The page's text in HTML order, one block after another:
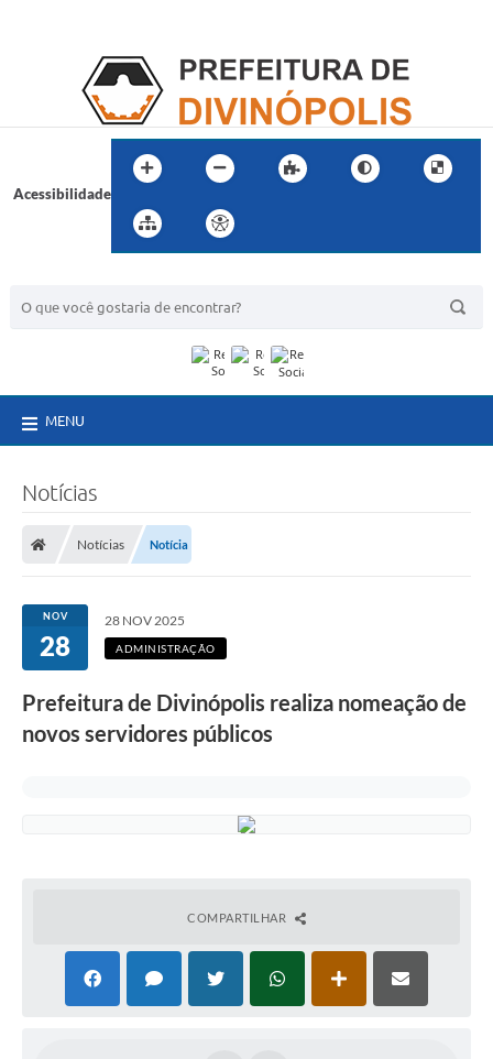
Acessibilidade
MENU
Notícias
Notícias Notícia
NOV
28
28 NOV 2025
ADMINISTRAÇÃO
Prefeitura de Divinópolis realiza nomeação de
novos servidores públicos
COMPARTILHAR